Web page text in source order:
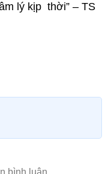
lý kịp thời” – TS